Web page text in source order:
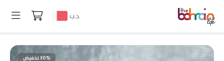
د.ب
30% تخفيض